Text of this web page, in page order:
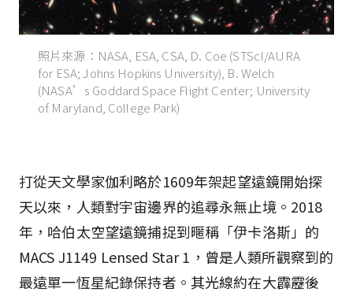
照片來源：NASA, ESA, CSA, D. Coe (STScI/AURA
for ESA; Johns Hopkins University), B. Welch
(NASA’s Goddard Space Flight Center; University
of Maryland, College Park)
打從天文學家伽利略於1609年架起望遠鏡開始探
天以來，人類對宇宙邊界的追尋永無止境。2018
年，哈伯太空望遠鏡捕捉到暱稱「伊卡洛斯」的
MACS J1149 Lensed Star 1，曾是人類所觀察到的
最遠單一恆星紀錄保持者。其光線約在大霹靂後